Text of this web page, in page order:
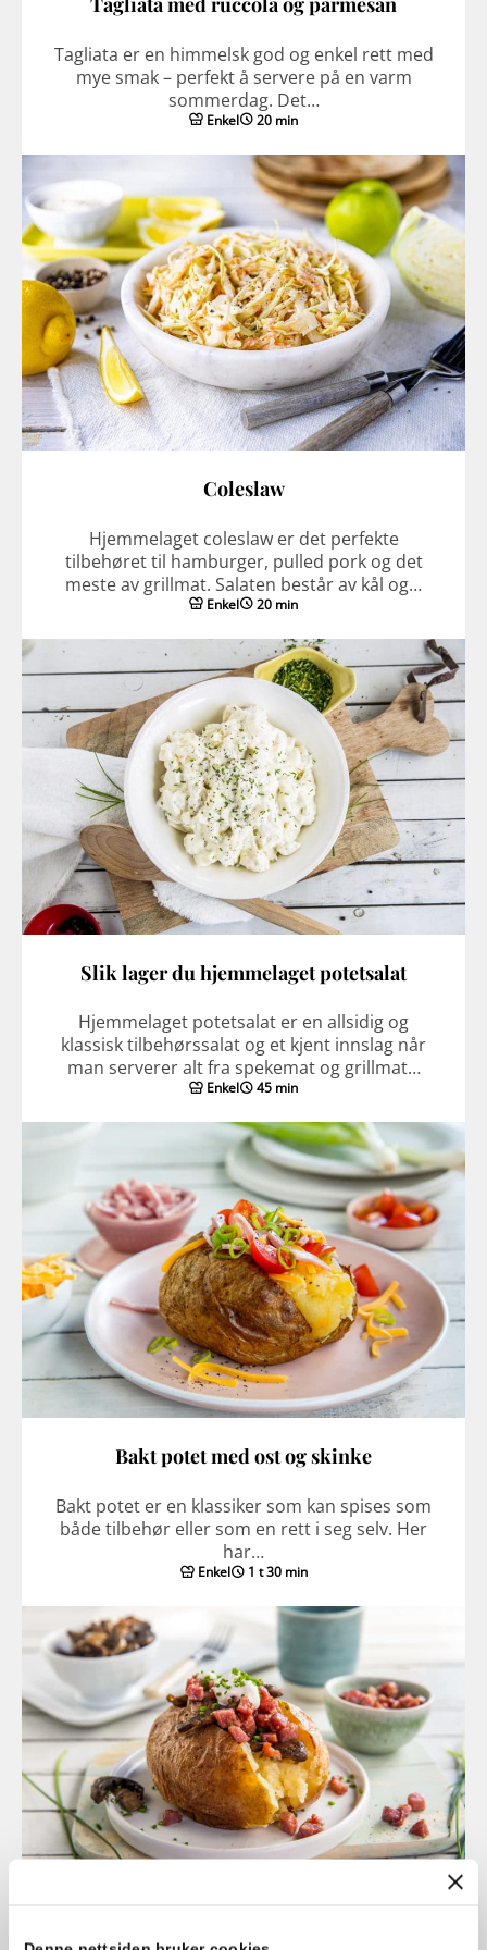
Tagliata er en himmelsk god og enkel rett med
mye smak – perfekt å servere på en varm
sommerdag. Det…
Enkel 20 min
Coleslaw
Hjemmelaget coleslaw er det perfekte
tilbehøret til hamburger, pulled pork og det
meste av grillmat. Salaten består av kål og…
Enkel 20 min
Slik lager du hjemmelaget potetsalat
Hjemmelaget potetsalat er en allsidig og
klassisk tilbehørssalat og et kjent innslag når
man serverer alt fra spekemat og grillmat…
Enkel 45 min
Bakt potet med ost og skinke
Bakt potet er en klassiker som kan spises som
både tilbehør eller som en rett i seg selv. Her
har…
Enkel 1 t 30 min
Bakt potet med bacon og sopp